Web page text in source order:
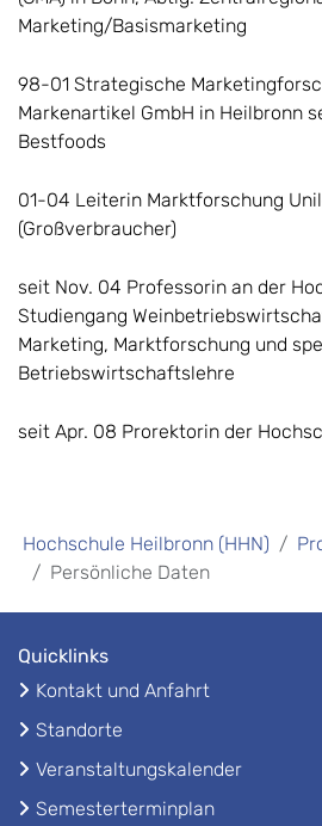
Marketing/Basismarketing
98-01 Strategische
Markenartikel GmbH in Heilbronn
Bestfoods
01-04 Leiterin Marktforschung
(Großverbraucher)
seit Nov. 04 Professorin an der
Studiengang
Marketing, Marktforschung und
Betriebswirtschaftslehre
seit Apr. 08 Prorektorin der
Hochschule Heilbronn (HHN)
Persönliche Daten
Quicklinks
Kontakt und Anfahrt
Standorte
Veranstaltungskalender
Semesterterminplan